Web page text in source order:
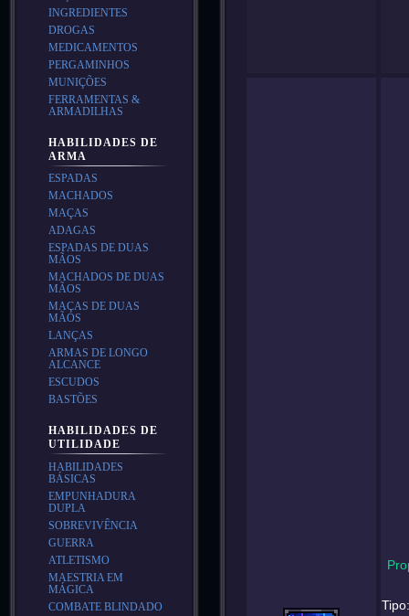
Tipo:
INGREDIENTES
DROGAS
MEDICAMENTOS
PERGAMINHOS
MUNIÇÕES
FERRAMENTAS &
ARMADILHAS
HABILIDADES DE
ARMA
ESPADAS
MACHADOS
MAÇAS
ADAGAS
ESPADAS DE DUAS
MÃOS
MACHADOS DE DUAS
MÃOS
MAÇAS DE DUAS
MÃOS
LANÇAS
ARMAS DE LONGO
ALCANCE
ESCUDOS
BASTÕES
HABILIDADES DE
UTILIDADE
HABILIDADES
BÁSICAS
EMPUNHADURA
DUPLA
SOBREVIVÊNCIA
GUERRA
ATLETISMO
MAESTRIA EM
MÁGICA
COMBATE BLINDADO